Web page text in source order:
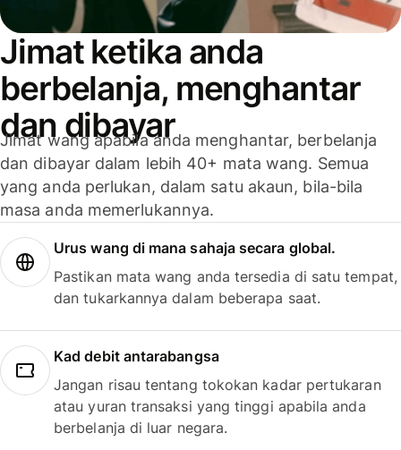
Jimat ketika anda
berbelanja, menghantar
dan dibayar
Jimat wang apabila anda menghantar, berbelanja
dan dibayar dalam lebih 40+ mata wang. Semua
yang anda perlukan, dalam satu akaun, bila-bila
masa anda memerlukannya.
Urus wang di mana sahaja secara global.
Pastikan mata wang anda tersedia di satu tempat,
dan tukarkannya dalam beberapa saat.
Kad debit antarabangsa
Jangan risau tentang tokokan kadar pertukaran
atau yuran transaksi yang tinggi apabila anda
berbelanja di luar negara.